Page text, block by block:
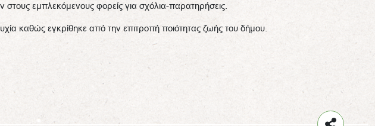
στους εμπλεκόμενους φορείς για σχόλια-παρατηρήσεις.
καθώς εγκρίθηκε από την επιτροπή ποιότητας ζωής του δήμου.